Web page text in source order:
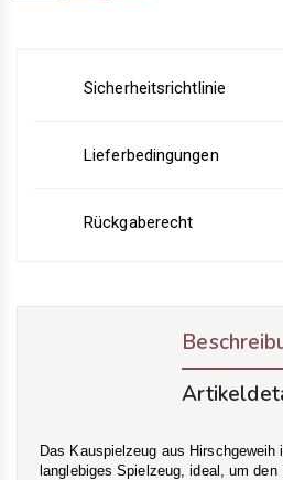
Sicherheitsrichtlinie
Lieferbedingungen
Rückgaberecht
Das Kauspielzeug aus
langlebiges Spielzeug, ideal, um